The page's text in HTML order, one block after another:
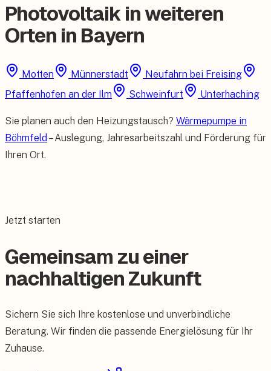
Photovoltaik in weiteren
Orten in Bayern
Motten Münnerstadt
Neufahrn bei Freising
Pfaffenhofen an der Ilm
Schweinfurt Unterhaching
Sie planen auch den Heizungstausch? Wärmepumpe in
Böhmfeld – Auslegung, Jahresarbeitszahl und Förderung für
Ihren Ort.
Jetzt starten
Gemeinsam zu einer
nachhaltigen Zukunft
Sichern Sie sich Ihre kostenlose und unverbindliche
Beratung. Wir finden die passende Energielösung für Ihr
Zuhause.